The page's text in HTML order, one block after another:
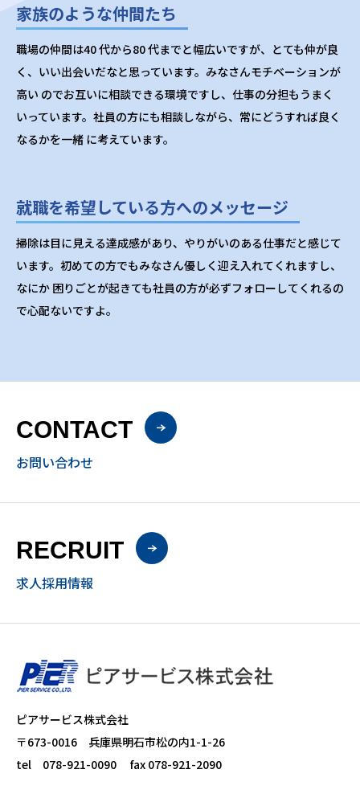
家族のような仲間たち
職場の仲間は40 代から80 代までと幅広いですが、とても仲が良
く、いい出会いだなと思っています。みなさんモチベーションが
高い のでお互いに相談できる環境ですし、仕事の分担もうまく
いっています。社員の方にも相談しながら、常にどうすれば良く
なるかを一緒 に考えています。
就職を希望している方へのメッセージ
掃除は目に見える達成感があり、やりがいのある仕事だと感じて
います。初めての方でもみなさん優しく迎え入れてくれますし、
なにか 困りごとが起きても社員の方が必ずフォローしてくれるの
で心配ないですよ。
CONTACT
お問い合わせ
RECRUIT
求人採用情報
ピアサービス株式会社
〒673-0016 兵庫県明石市松の内1-1-26
tel 078-921-0090 fax 078-921-2090